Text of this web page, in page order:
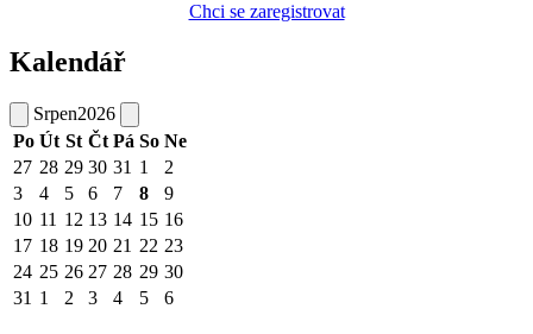
Chci se zaregistrovat
Kalendář
Srpen2026
Po Út St Čt Pá So Ne
27 28 29 30 31 1
2
3
4 5 6 7 8
9
10 11 12 13 14 15 16
17 18 19 20 21 22 23
24 25 26 27 28 29 30
31 1 2 3 4 5 6